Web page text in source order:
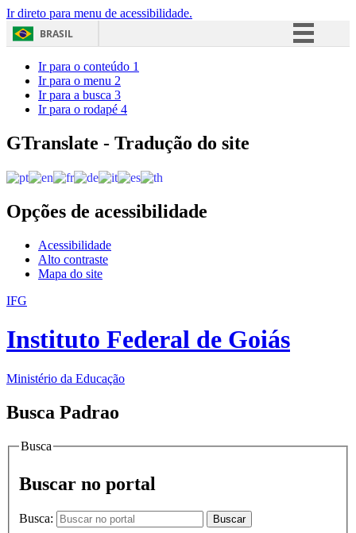
Ir direto para menu de acessibilidade.
BRASIL
Acesso à informação
Ir para o conteúdo 1
Ir para o menu 2
Ir para a busca 3
Ir para o rodapé 4
GTranslate - Tradução do site
Opções de acessibilidade
Acessibilidade
Alto contraste
Mapa do site
IFG
Instituto Federal de Goiás
Ministério da Educação
Busca Padrao
Busca
Buscar no portal
Busca: Buscar